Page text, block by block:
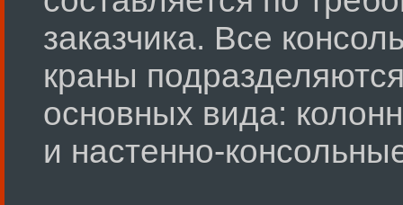
заказчика. Все
краны
основных вида:
и настенно-